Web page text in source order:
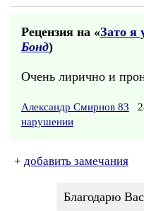
Рецензия на «Зато я
Бонд)
Очень лирично и
Александр Смирнов 83
нарушении
+ добавить замечания
Благодарю